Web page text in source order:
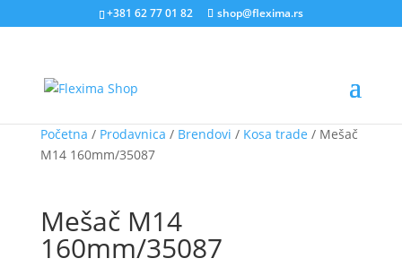
+381 62 77 01 82 shop@flexima.rs
Početna / Prodavnica / Brendovi / Kosa trade / Mešač
M14 160mm/35087
Mešač M14
160mm/35087